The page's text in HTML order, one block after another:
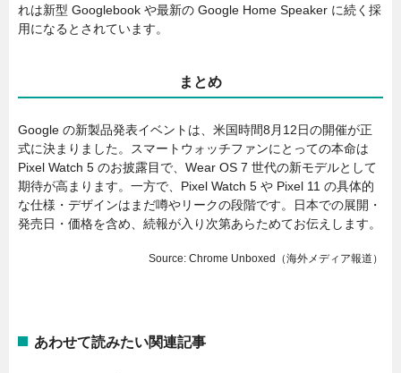
れは新型 Googlebook や最新の Google Home Speaker に続く採
用になるとされています。
まとめ
Google の新製品発表イベントは、米国時間8月12日の開催が正
式に決まりました。スマートウォッチファンにとっての本命は
Pixel Watch 5 のお披露目で、Wear OS 7 世代の新モデルとして
期待が高まります。一方で、Pixel Watch 5 や Pixel 11 の具体的
な仕様・デザインはまだ噂やリークの段階です。日本での展開・
発売日・価格を含め、続報が入り次第あらためてお伝えします。
Source: Chrome Unboxed（海外メディア報道）
あわせて読みたい関連記事